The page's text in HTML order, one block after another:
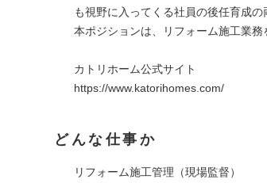
も視野に入ってくる社員の後任育成の
本ポジションは、リフォーム施工業務
カトリホーム公式サイト
https://www.katorihomes.com/
どんな仕事か
リフォーム施工管理（現場監督）